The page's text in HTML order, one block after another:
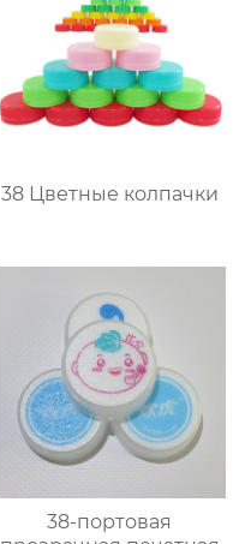
38 Цветные колпачки
38-портовая